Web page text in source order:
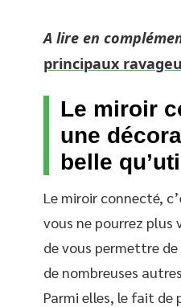
A lire en
principaux
Le miroir
une
belle
Le miroir connecté,
vous ne pourrez plus
de vous permettre
de nombreuses
Parmi elles, le fait